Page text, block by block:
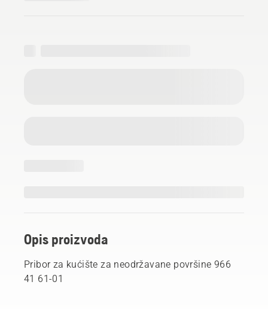
Opis proizvoda
Pribor za kućište za neodržavane površine 966
41 61-01